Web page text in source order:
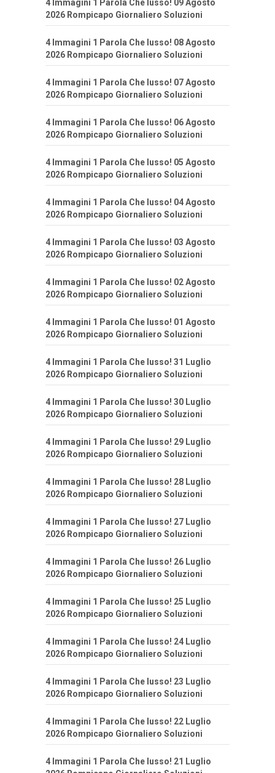
4 Immagini 1 Parola Che lusso! 09 Agosto
2026 Rompicapo Giornaliero Soluzioni
4 Immagini 1 Parola Che lusso! 08 Agosto
2026 Rompicapo Giornaliero Soluzioni
4 Immagini 1 Parola Che lusso! 07 Agosto
2026 Rompicapo Giornaliero Soluzioni
4 Immagini 1 Parola Che lusso! 06 Agosto
2026 Rompicapo Giornaliero Soluzioni
4 Immagini 1 Parola Che lusso! 05 Agosto
2026 Rompicapo Giornaliero Soluzioni
4 Immagini 1 Parola Che lusso! 04 Agosto
2026 Rompicapo Giornaliero Soluzioni
4 Immagini 1 Parola Che lusso! 03 Agosto
2026 Rompicapo Giornaliero Soluzioni
4 Immagini 1 Parola Che lusso! 02 Agosto
2026 Rompicapo Giornaliero Soluzioni
4 Immagini 1 Parola Che lusso! 01 Agosto
2026 Rompicapo Giornaliero Soluzioni
4 Immagini 1 Parola Che lusso! 31 Luglio
2026 Rompicapo Giornaliero Soluzioni
4 Immagini 1 Parola Che lusso! 30 Luglio
2026 Rompicapo Giornaliero Soluzioni
4 Immagini 1 Parola Che lusso! 29 Luglio
2026 Rompicapo Giornaliero Soluzioni
4 Immagini 1 Parola Che lusso! 28 Luglio
2026 Rompicapo Giornaliero Soluzioni
4 Immagini 1 Parola Che lusso! 27 Luglio
2026 Rompicapo Giornaliero Soluzioni
4 Immagini 1 Parola Che lusso! 26 Luglio
2026 Rompicapo Giornaliero Soluzioni
4 Immagini 1 Parola Che lusso! 25 Luglio
2026 Rompicapo Giornaliero Soluzioni
4 Immagini 1 Parola Che lusso! 24 Luglio
2026 Rompicapo Giornaliero Soluzioni
4 Immagini 1 Parola Che lusso! 23 Luglio
2026 Rompicapo Giornaliero Soluzioni
4 Immagini 1 Parola Che lusso! 22 Luglio
2026 Rompicapo Giornaliero Soluzioni
4 Immagini 1 Parola Che lusso! 21 Luglio